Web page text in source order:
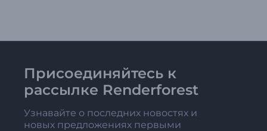
Присоединяйтесь к
рассылке Renderforest
Узнавайте о последних новостях и
новых предложениях первыми